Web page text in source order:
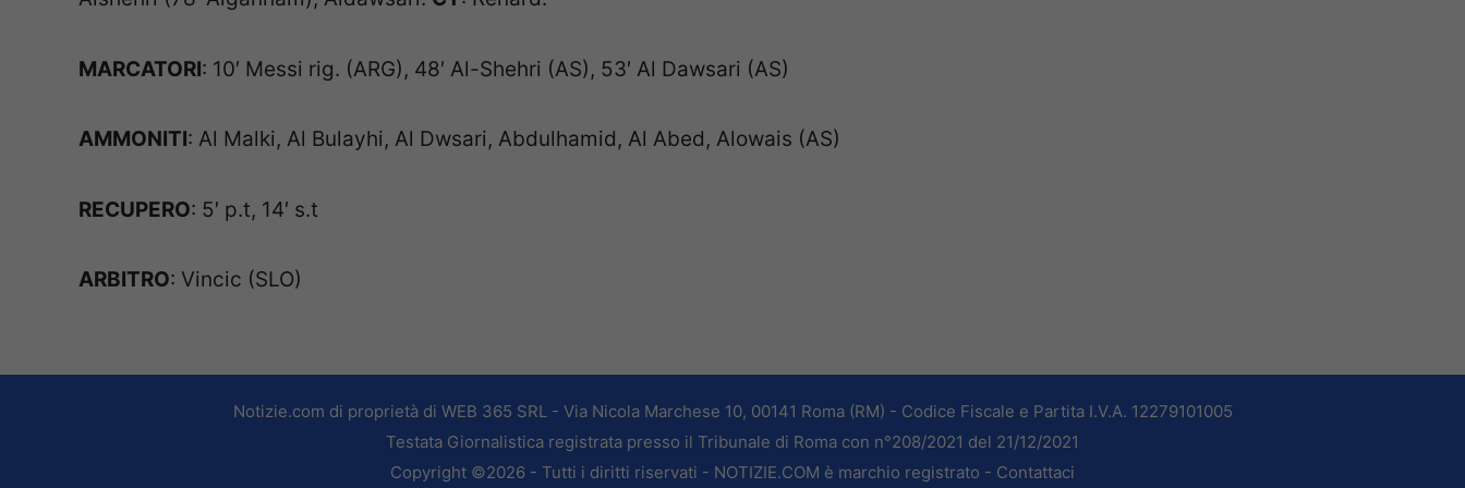
MARCATORI: 10′ Messi rig. (ARG), 48′ Al-Shehri (AS), 53′ Al Dawsari (AS)
AMMONITI: Al Malki, Al Bulayhi, Al Dwsari, Abdulhamid, Al Abed, Alowais (AS)
RECUPERO: 5′ p.t, 14′ s.t
ARBITRO: Vincic (SLO)
Notizie.com di proprietà di WEB 365 SRL - Via Nicola Marchese 10, 00141 Roma (RM) - Codice Fiscale e Partita I.V.A. 12279101005
Testata Giornalistica registrata presso il Tribunale di Roma con n°208/2021 del 21/12/2021
Copyright ©2026 - Tutti i diritti riservati - NOTIZIE.COM è marchio registrato - Contattaci